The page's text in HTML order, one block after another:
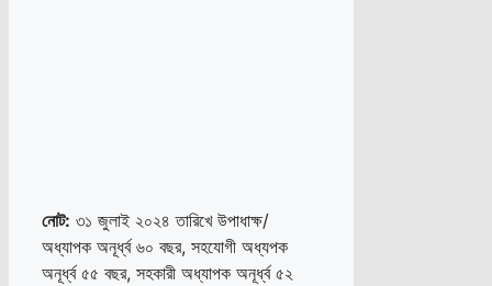
নোট: ৩১ জুলাই ২০২৪ তারিখে উপাধাক্ষ/
অধ্যাপক অনূর্ধ্ব ৬০ বছর, সহযোগী অধ্যপক
অনূর্ধ্ব ৫৫ বছর, সহকারী অধ্যাপক অনূর্ধ্ব ৫২